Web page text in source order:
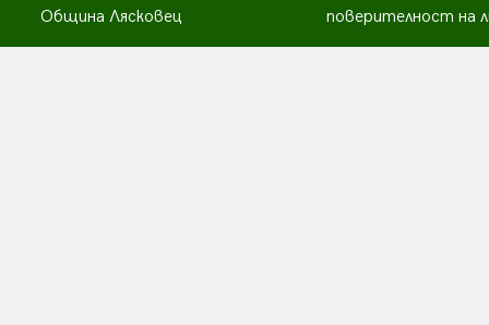
Община Лясковец
поверителност на